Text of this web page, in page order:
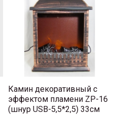
Камин декоративный с
эффектом пламени ZP-16
(шнур USB-5,5*2,5) 33см